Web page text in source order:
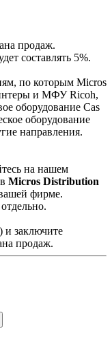
продаж.
составлять 5%.
по которым Micros
и МФУ Ricoh,
оборудование Cas
оборудование
направления.
на нашем
Micros Distribution
фирме.
заключите
продаж.